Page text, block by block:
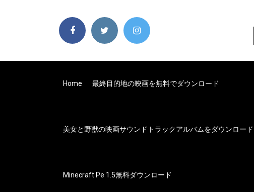
Home 最終目的地の映画を無料でダウンロード
美女と野獣の映画サウンドトラックアルバムをダウンロード
Minecraft Pe 1.5無料ダウンロード